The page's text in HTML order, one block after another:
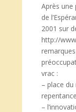
Après une
de
2001 sur
http://
vrac :
– place du
–